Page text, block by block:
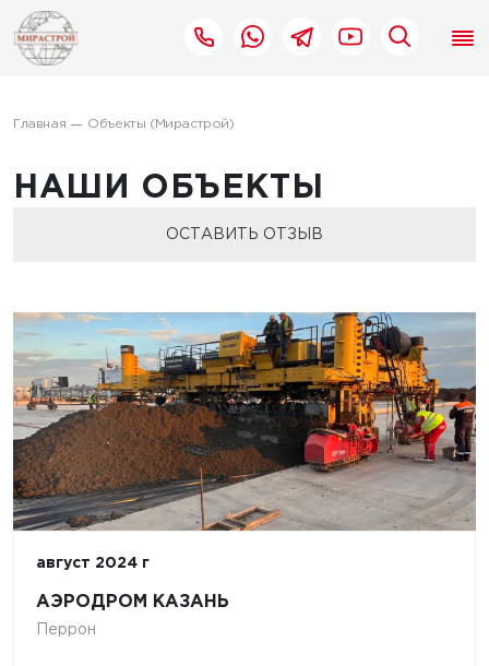
Главная Объекты (Мирастрой)
НАШИ ОБЪЕКТЫ
ОСТАВИТЬ ОТЗЫВ
август 2024 г
АЭРОДРОМ КАЗАНЬ
Перрон